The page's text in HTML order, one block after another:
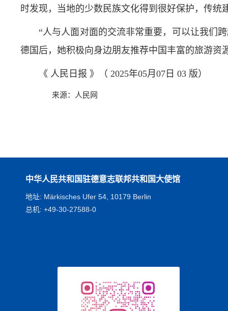
时发现，当地的少数民族文化得到很好保护，传统
“人与人面对面的交流非常重要，可以让我们
德国后，她积极向身边朋友推荐中国丰富的旅游资
《 人民日报 》（ 2025年05月07日 03 版）
来源：人民网
中华人民共和国驻德意志联邦共和国大使馆
地址: Märkisches Ufer 54, 10179 Berlin
总机: +49-30-27588-0